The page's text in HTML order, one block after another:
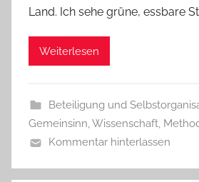
Land. Ich sehe grüne, essbare
Weiterlesen
Beteiligung und
Gemeinsinn,Wissenschaft,
Kommentar hinterlassen